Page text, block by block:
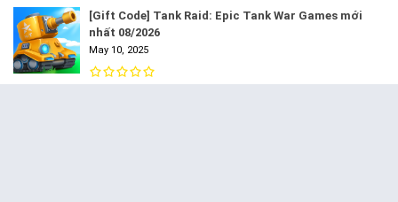
[Gift Code] Tank Raid: Epic Tank War Games mới
nhất 08/2026
May 10, 2025